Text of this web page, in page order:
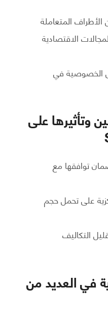
المتعاملة
الاقتصادية
الخصوصية في
وتأثيرها على
توافقها مع
على تحمل حجم
التكاليف
في العديد من